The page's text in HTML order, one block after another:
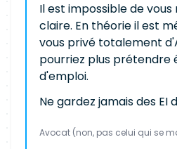
Il est impossible de
claire. En théorie il est
vous privé totalement
pourriez plus
d'emploi.
Ne gardez jamais des EI
Avocat (non, pas celui qui se